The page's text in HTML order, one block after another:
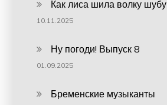
Как лиса шила волку шубу
10.11.2025
Ну погоди! Выпуск 8
01.09.2025
Бременские музыканты